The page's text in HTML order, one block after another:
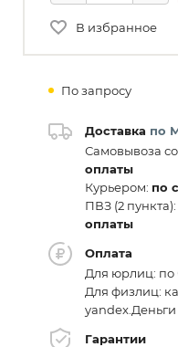
В избранное
По запросу
Доставка по
Самовывоза
оплаты
Курьером: по
ПВЗ (2 пункта):
оплаты
Оплата
Для юрлиц: по
Для физлиц:
yandex.Деньги
Гарантии